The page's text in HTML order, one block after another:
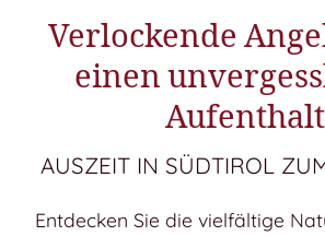
Verlockende
einen
Aufenthalt
AUSZEIT IN SÜDTIROL
Entdecken Sie die vielfältige